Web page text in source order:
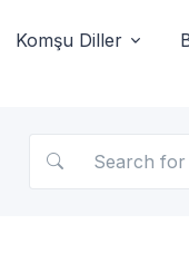
Komşu Diller